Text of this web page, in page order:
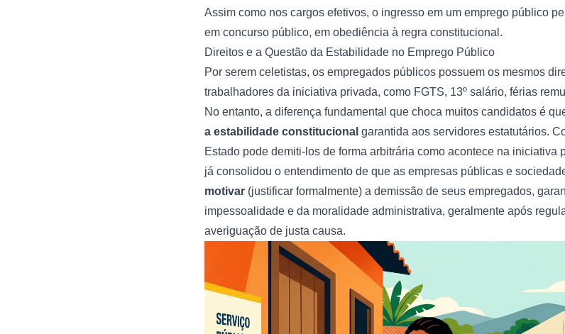
Assim como nos cargos efetivos, o ingresso em um emprego público
em concurso público, em obediência à regra constitucional.
Direitos e a Questão da Estabilidade no Emprego Público
Por serem celetistas, os empregados públicos possuem os mesmos
trabalhadores da iniciativa privada, como FGTS, 13º salário, férias
No entanto, a diferença fundamental que choca muitos candidatos é
a estabilidade constitucional garantida aos servidores estatutários.
Estado pode demiti-los de forma arbitrária como acontece na iniciativa
já consolidou o entendimento de que as empresas públicas e
motivar (justificar formalmente) a demissão de seus empregados,
impessoalidade e da moralidade administrativa, geralmente após
averiguação de justa causa.